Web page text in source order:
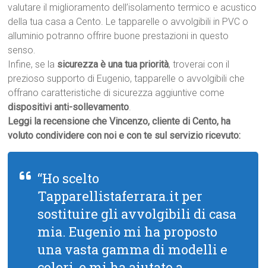
valutare il miglioramento dell’isolamento termico e acustico
della tua casa a Cento. Le tapparelle o avvolgibili in PVC o
alluminio potranno offrire buone prestazioni in questo
senso.
Infine, se la sicurezza è una tua priorità, troverai con il
prezioso supporto di Eugenio, tapparelle o avvolgibili che
offrano caratteristiche di sicurezza aggiuntive come
dispositivi anti-sollevamento.
Leggi la recensione che Vincenzo, cliente di Cento, ha
voluto condividere con noi e con te sul servizio ricevuto:
“Ho scelto
Tapparellistaferrara.it per
sostituire gli avvolgibili di casa
mia. Eugenio mi ha proposto
una vasta gamma di modelli e